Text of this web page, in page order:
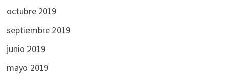
octubre 2019
septiembre 2019
junio 2019
mayo 2019